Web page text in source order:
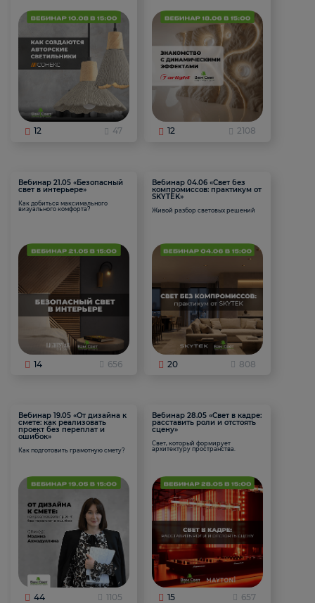
12 47 12 2108
Вебинар 21.05 «Безопасный
свет в интерьере»
Как добиться максимального
визуального комфорта?
14 656
Вебинар 04.06 «Свет без
компромиссов: практикум от
SKYTEK»
Живой разбор световых решений
20 808
Вебинар 19.05 «От дизайна к
смете: как реализовать
проект без переплат и
ошибок»
Как подготовить грамотную смету?
44 1105
Вебинар 28.05 «Свет в кадре:
расставить роли и отстоять
сцену»
Свет, который формирует
архитектуру пространства.
15 657